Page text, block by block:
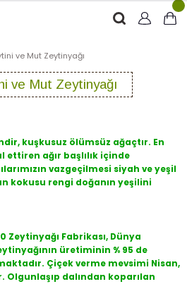
ve Mut Zeytinyağı
ve Mut Zeytinyağı
kuşkusuz ölümsüz ağaçtır. En
ağır başlılık içinde
vazgeçilmesi siyah ve yeşil
kokusu rengi doğanın yeşilini
Fabrikası, Dünya
üretiminin % 95 de
Çiçek verme mevsimi Nisan,
Olgunlaşıp dalından koparılan